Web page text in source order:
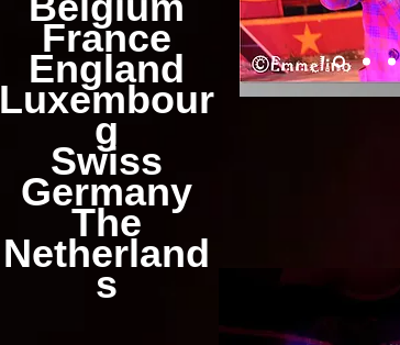
France
England
Luxembour
g
Swiss
Germany
The
Netherland
s